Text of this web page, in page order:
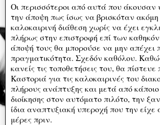
Οι περισσότεροι από αυτά που άκουσαν
την άποψη πως ίσως να βρισκόταν
καλοκαιρινή διάθεση χωρίς να έχει
πλήρως στην επιστροφή επί των
άποψή τους θα μπορούσε να μην απέχει
πραγματικότητα. Σχεδόν καθόλου.
κανείς τις τοποθετήσεις του, θα
Καστοριά για τις καλοκαιρινές του
πλήρους ανάπτυξης και μετά από
διοίκησης στον αυτόματο πιλότο, την
ίδια αναπτυξιακή υπεροχή που την είχε
μέρες πριν.